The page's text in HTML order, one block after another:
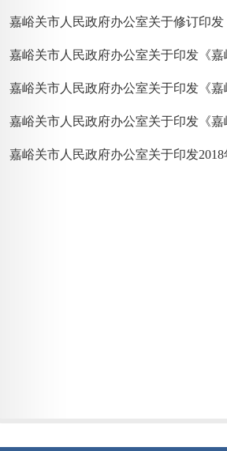
嘉峪关市人民政府办公室关于修订印
嘉峪关市人民政府办公室关于印发